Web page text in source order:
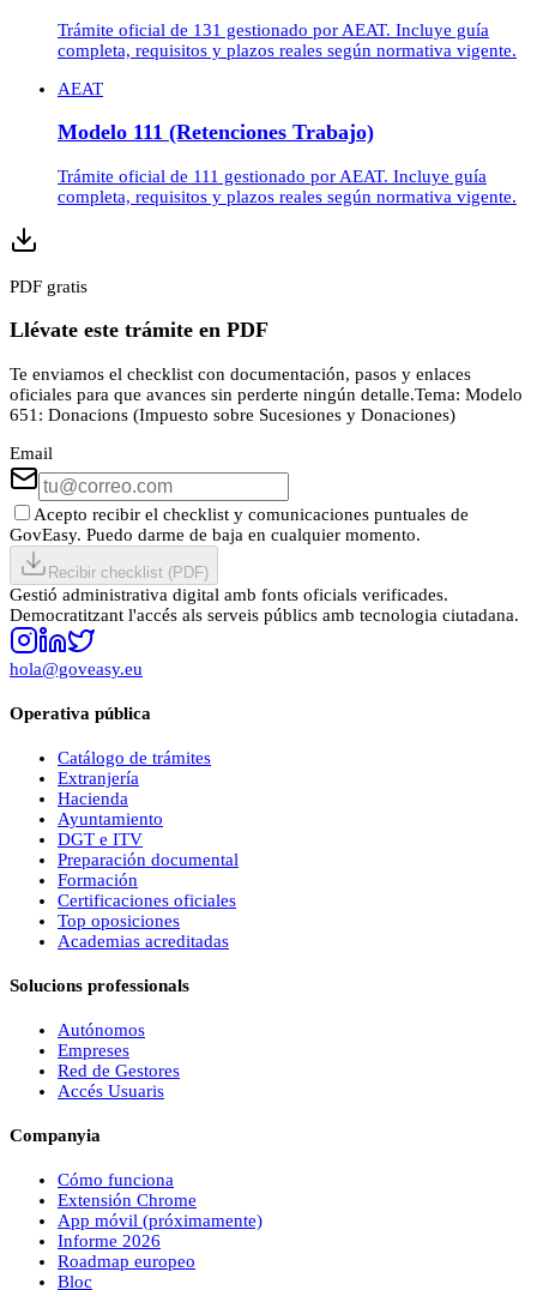
Trámite oficial de 131 gestionado por AEAT. Incluye guía
completa, requisitos y plazos reales según normativa vigente.
AEAT
Modelo 111 (Retenciones Trabajo)
Trámite oficial de 111 gestionado por AEAT. Incluye guía
completa, requisitos y plazos reales según normativa vigente.
PDF gratis
Llévate este trámite en PDF
Te enviamos el checklist con documentación, pasos y enlaces
oficiales para que avances sin perderte ningún detalle.Tema: Modelo
651: Donacions (Impuesto sobre Sucesiones y Donaciones)
Email
Acepto recibir el checklist y comunicaciones puntuales de
GovEasy. Puedo darme de baja en cualquier momento.
Recibir checklist (PDF)
Gestió administrativa digital amb fonts oficials verificades.
Democratitzant l'accés als serveis públics amb tecnologia ciutadana.
hola@goveasy.eu
Operativa pública
Catálogo de trámites
Extranjería
Hacienda
Ayuntamiento
DGT e ITV
Preparación documental
Formación
Certificaciones oficiales
Top oposiciones
Academias acreditadas
Solucions professionals
Autónomos
Empreses
Red de Gestores
Accés Usuaris
Companyia
Cómo funciona
Extensión Chrome
App móvil (próximamente)
Informe 2026
Roadmap europeo
Bloc